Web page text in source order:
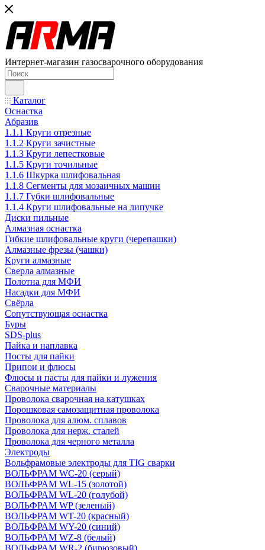
Интернет-магазин газосварочного оборудования
Каталог
Оснастка
Абразив
1.1.1 Круги отрезные
1.1.2 Круги зачистные
1.1.3 Круги лепестковые
1.1.5 Круги точильные
1.1.6 Шкурка шлифовальная
1.1.8 Сегменты для мозаичных машин
1.1.7 Губки шлифовальные
1.1.4 Круги шлифовальные на липучке
Диски пильные
Алмазная оснастка
Гибкие шлифовальные круги (черепашки)
Алмазные фрезы (чашки)
Круги алмазные
Сверла алмазные
Полотна для МФИ
Насадки для МФИ
Свёрла
Сопутствующая оснастка
Буры
SDS-plus
Пайка и наплавка
Посты для пайки
Припои и флюсы
Флюсы и пасты для пайки и лужения
Сварочные материалы
Проволока сварочная на катушках
Порошковая самозащитная проволока
Проволока для алюм. сплавов
Проволока для нерж. сталей
Проволока для черного металла
Электроды
Вольфрамовые электроды для TIG сварки
ВОЛЬФРАМ WC-20 (серый)
ВОЛЬФРАМ WL-15 (золотой)
ВОЛЬФРАМ WL-20 (голубой)
ВОЛЬФРАМ WP (зеленый)
ВОЛЬФРАМ WT-20 (красный)
ВОЛЬФРАМ WY-20 (синий)
ВОЛЬФРАМ WZ-8 (белый)
ВОЛЬФРАМ WR-2 (бирюзовый)